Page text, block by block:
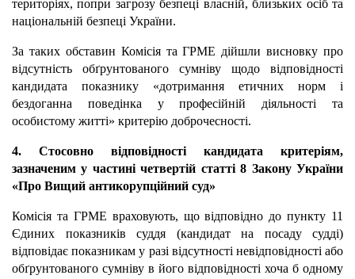
територіях, попри загрозу безпеці власній, близьких осіб та
національній безпеці України.
За таких обставин Комісія та ГРМЕ дійшли висновку про
відсутність обґрунтованого сумніву щодо відповідності
кандидата показнику «дотримання етичних норм і
бездоганна поведінка у професійній діяльності та
особистому житті» критерію доброчесності.
4. Стосовно відповідності кандидата критеріям,
зазначеним у частині четвертій статті 8 Закону України
«Про Вищий антикорупційний суд»
Комісія та ГРМЕ враховують, що відповідно до пункту 11
Єдиних показників суддя (кандидат на посаду судді)
відповідає показникам у разі відсутності невідповідності або
обґрунтованого сумніву в його відповідності хоча б одному